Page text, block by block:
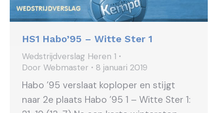
HS1 Habo’95 – Witte Ster 1
Wedstrijdverslag Heren 1
Door Webmaster 8 januari 2019
Habo ’95 verslaat koploper en stijgt
naar 2e plaats Habo ’95 1 – Witte Ster 1: